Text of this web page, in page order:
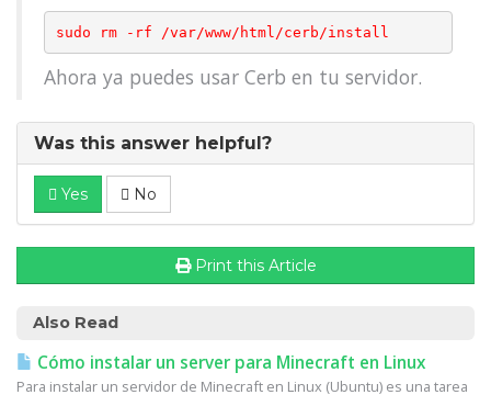
Ahora ya puedes usar Cerb en tu servidor.
Was this answer helpful?
Yes No
Print this Article
Also Read
Cómo instalar un server para Minecraft en Linux
Para instalar un servidor de Minecraft en Linux (Ubuntu) es una tarea